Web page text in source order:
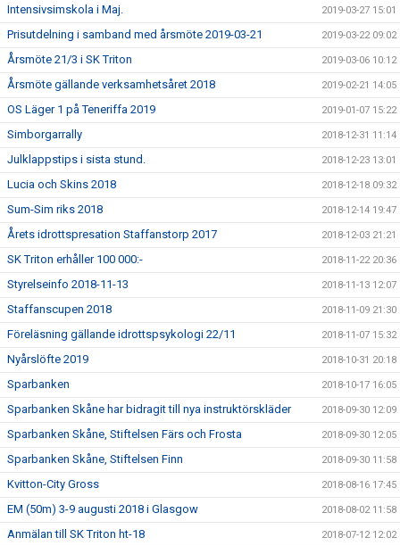
Intensivsimskola i Maj. 2019-03-27 15:01
Prisutdelning i samband med årsmöte 2019-03-21 2019-03-22 09:02
Årsmöte 21/3 i SK Triton 2019-03-06 10:12
Årsmöte gällande verksamhetsåret 2018 2019-02-21 14:05
OS Läger 1 på Teneriffa 2019 2019-01-07 15:22
Simborgarrally 2018-12-31 11:14
Julklappstips i sista stund. 2018-12-23 13:01
Lucia och Skins 2018 2018-12-18 09:32
Sum-Sim riks 2018 2018-12-14 19:47
Årets idrottspresation Staffanstorp 2017 2018-12-03 21:21
SK Triton erhåller 100 000:- 2018-11-22 20:36
Styrelseinfo 2018-11-13 2018-11-13 12:07
Staffanscupen 2018 2018-11-09 21:30
Föreläsning gällande idrottspsykologi 22/11 2018-11-07 15:32
Nyårslöfte 2019 2018-10-31 20:18
Sparbanken 2018-10-17 16:05
Sparbanken Skåne har bidragit till nya instruktörskläder 2018-09-30 12:09
Sparbanken Skåne, Stiftelsen Färs och Frosta 2018-09-30 12:05
Sparbanken Skåne, Stiftelsen Finn 2018-09-30 11:58
Kvitton-City Gross 2018-08-16 17:45
EM (50m) 3-9 augusti 2018 i Glasgow 2018-08-02 11:58
Anmälan till SK Triton ht-18 2018-07-12 12:02